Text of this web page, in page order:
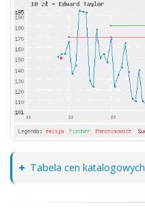
Tabela cen katalogowych